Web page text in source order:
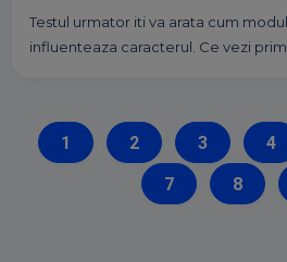
Testul urmator iti va arata cum
influenteaza caracterul. Ce vezi
1 2 3 4
7
8